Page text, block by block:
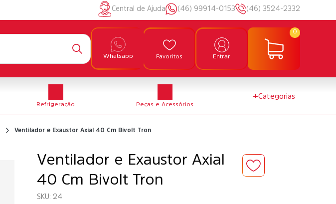
Central de Ajuda (46) 99914-0153 (46) 3524-2332
Whatsapp Favoritos Entrar
0
Refrigeração Peças e Acessórios
+Categorias
Ventilador e Exaustor Axial 40 Cm Bivolt Tron
Ventilador e Exaustor Axial
40 Cm Bivolt Tron
24